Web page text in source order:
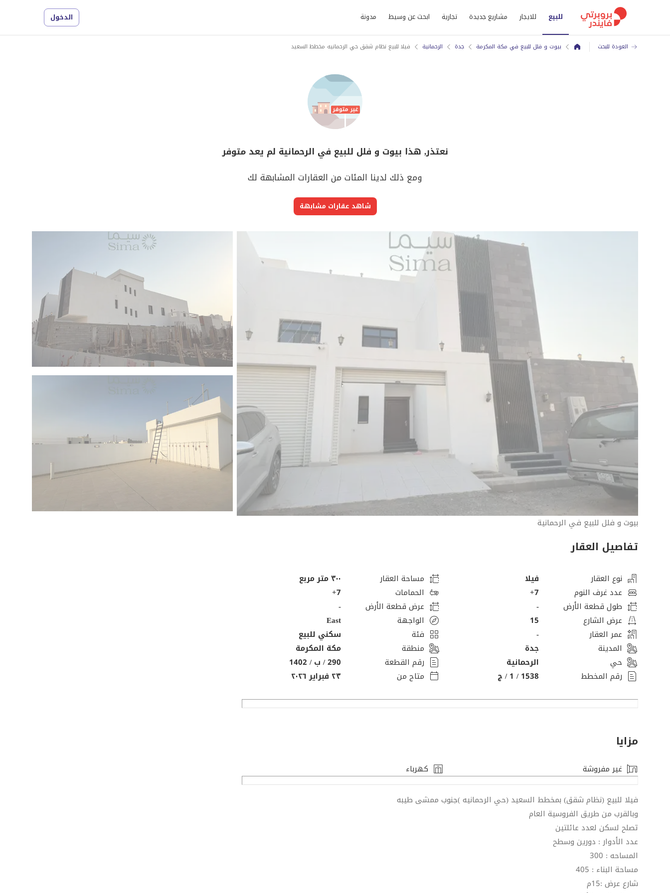
للبيع للايجار مشاريع جديدة تجارية ابحث عن وسيط مدونة الدخول
العودة للبحث بيوت و فلل للبيع في مكة المكرمة جدة الرحمانية فيلا للبيع نظام شقق حي الرحمانيه مخطط السعيد
نعتذر, هذا بيوت و فلل للبيع في الرحمانية لم يعد متوفر
ومع ذلك لدينا المئات من العقارات المشابهة لك
شاهد عقارات مشابهة
بيوت و فلل للبيع في الرحمانية
تفاصيل العقار
نوع العقار فيلا مساحة العقار
٣٠٠ متر مربع
عدد غرف النوم
7+ الحمامات
7+
طول قطعة الأرض
- عرض قطعة الأرض
-
عرض الشارع
15 الواجهة
East
عمر العقار
- فئة
سكني للبيع
المدينة
جدة منطقة
مكة المكرمة
حي
الرحمانية رقم القطعة
290 / ب / 1402
رقم المخطط
1538 / 1 / ج متاح من ٢٣ فبراير ٢٠٢٦
مزايا
غير مفروشة كهرباء
فيلا للبيع (نظام شقق) بمخطط السعيد (حي الرحمانيه )جنوب ممشى طيبه
وبالقرب من طريق الفروسية العام
تصلح لسكن لعدد عائلتين
عدد الأدوار : دورين وسطح
المساحه : 300
مساحة البناء : 405
شارع عرض :15م